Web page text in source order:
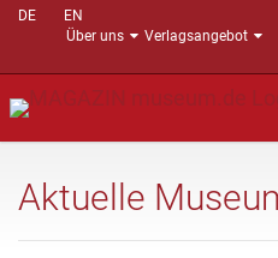
DE
EN
Über uns
Verlagsangebot
Aktuelle